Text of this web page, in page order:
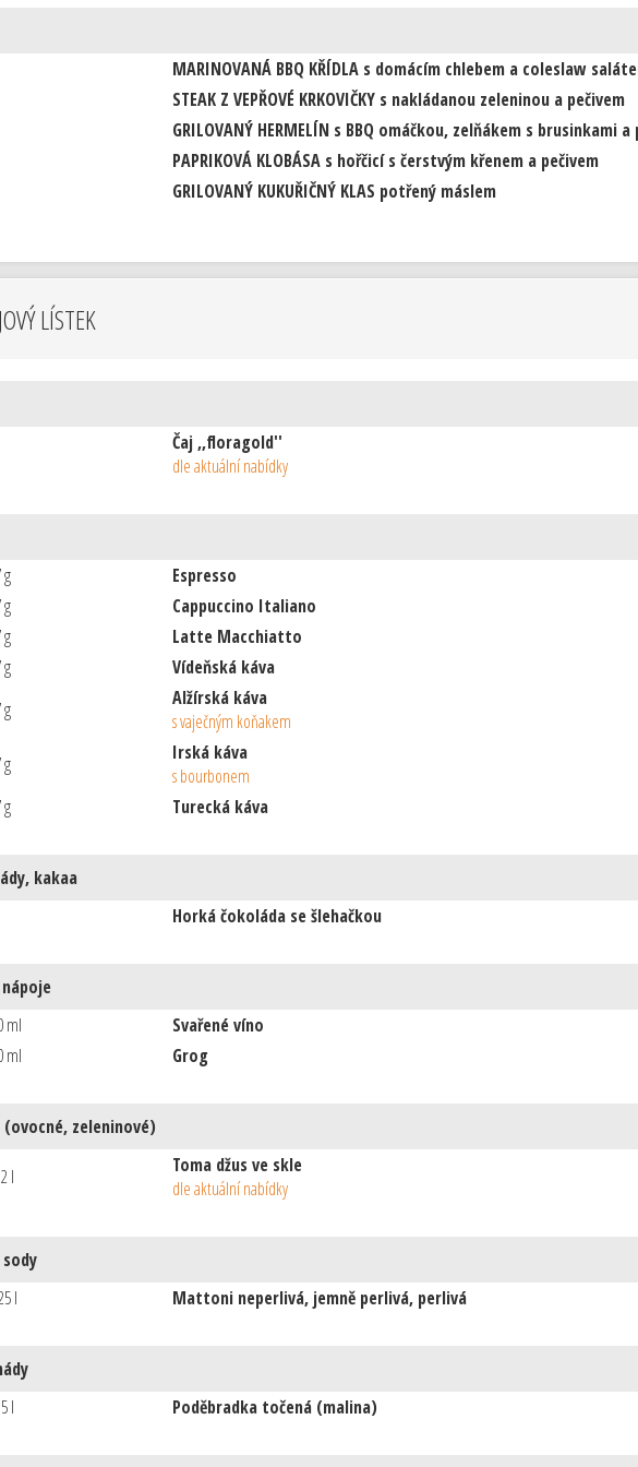
MARINOVANÁ BBQ KŘÍDLA s domácím chlebem a coleslaw
STEAK Z VEPŘOVÉ KRKOVIČKY s nakládanou zeleninou a pečivem
GRILOVANÝ HERMELÍN s BBQ omáčkou, zelňákem s brusinkami a
PAPRIKOVÁ KLOBÁSA s hořčicí s čerstvým křenem a pečivem
GRILOVANÝ KUKUŘIČNÝ KLAS potřený máslem
LÍSTEK
Čaj ,,floragold''
dle aktuální nabídky
g Espresso
g
Cappuccino Italiano
g
Latte Macchiatto
g
Vídeňská káva
g
Alžírská káva
s vaječným koňakem
g
Irská káva
s bourbonem
g
Turecká káva
kakaa
Horká čokoláda se šlehačkou
ml
Svařené víno
ml
Grog
(ovocné, zeleninové)
l
Toma džus ve skle
dle aktuální nabídky
l
Mattoni neperlivá, jemně perlivá, perlivá
l
Poděbradka točená (malina)